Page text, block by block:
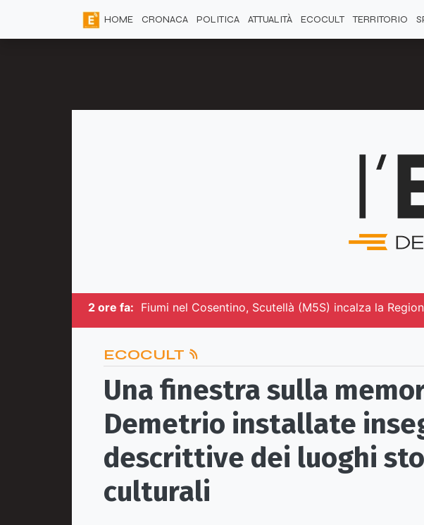
HOME CRONACA POLITICA ATTUALITÀ ECOCULT TERRITORIO
2 ore fa: Fiumi nel Cosentino, Scutellà (M5S) incalza la
ECOCULT
Una finestra sulla
Demetrio installate
descrittive dei luoghi
culturali